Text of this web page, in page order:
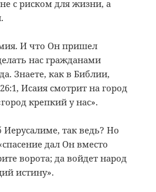
с риском для жизни, а
И что Он пришел
нас гражданами
Знаете, как в Библии,
Исаия смотрит на город
крепкий у нас».
так ведь? Но
дал Он вместо
ворота; да войдет народ
истину».